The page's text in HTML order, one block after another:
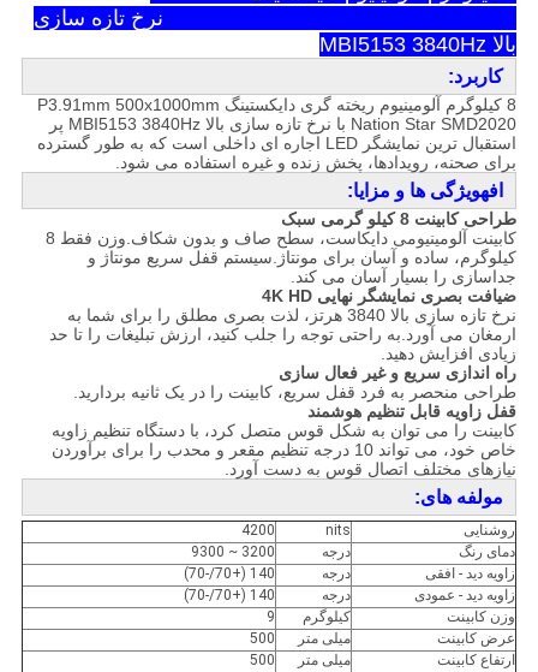
500x1000mm Nation Star SMD2020 نرخ تازه سازی
بالا MBI5153 3840Hz
کاربرد:
8 کیلوگرم آلومینیوم ریخته گری دایکستینگ P3.91mm 500x1000mm
Nation Star SMD2020 با نرخ تازه سازی بالا MBI5153 3840Hz پر
استقبال ترین نمایشگر LED اجاره ای داخلی است که به طور گسترده
برای صحنه، رویدادها، پخش زنده و غیره استفاده می شود.
افهویژگی ها و مزایا:
طراحی کابینت 8 کیلو گرمی سبک
کابینت آلومینیومی دایکاست، سطح صاف و بدون شکاف.وزن فقط 8
کیلوگرم، ساده و آسان برای مونتاژ.سیستم قفل سریع مونتاژ و
جداسازی را بسیار آسان می کند.
ضیافت بصری نمایشگر نهایی 4K HD
نرخ تازه سازی بالا 3840 هرتز، لذت بصری مطلق را برای شما به
ارمغان می آورد.به راحتی توجه را جلب کنید، ارزش تبلیغات را تا حد
زیادی افزایش دهید.
راه اندازی سریع و غیر فعال سازی
طراحی منحصر به فرد قفل سریع، کابینت را در یک ثانیه بردارید.
قفل زاویه قابل تنظیم هوشمند
کابینت را می توان به شکل قوس متصل کرد، با دستگاه تنظیم زاویه
خاص خود، می تواند 10 درجه تنظیم مقعر و محدب را برای برآوردن
نیازهای مختلف اتصال قوس به دست آورد.
مولفه های:
روشنایی nits
4200
دمای رنگ
درجه
3200 ~ 9300
زاویه دید - افقی
درجه
140 (+70/-70)
زاویه دید - عمودی
درجه
140 (+70/-70)
وزن کابینت
کیلوگرم
9
عرض کابینت
میلی متر
500
ارتفاع کابینت
میلی متر 500